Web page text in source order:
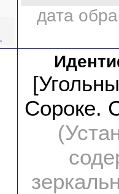
дата
Сороке.